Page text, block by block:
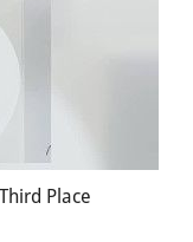
Place